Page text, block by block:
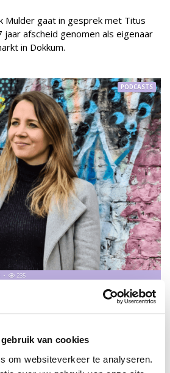
van cookies
om websiteverkeer te analyseren.
Mulder gaat in gesprek met Titus
afscheid genomen als eigenaar
in Dokkum.
WAT DOEN WE MET DE OUDE
235
PODCASTS